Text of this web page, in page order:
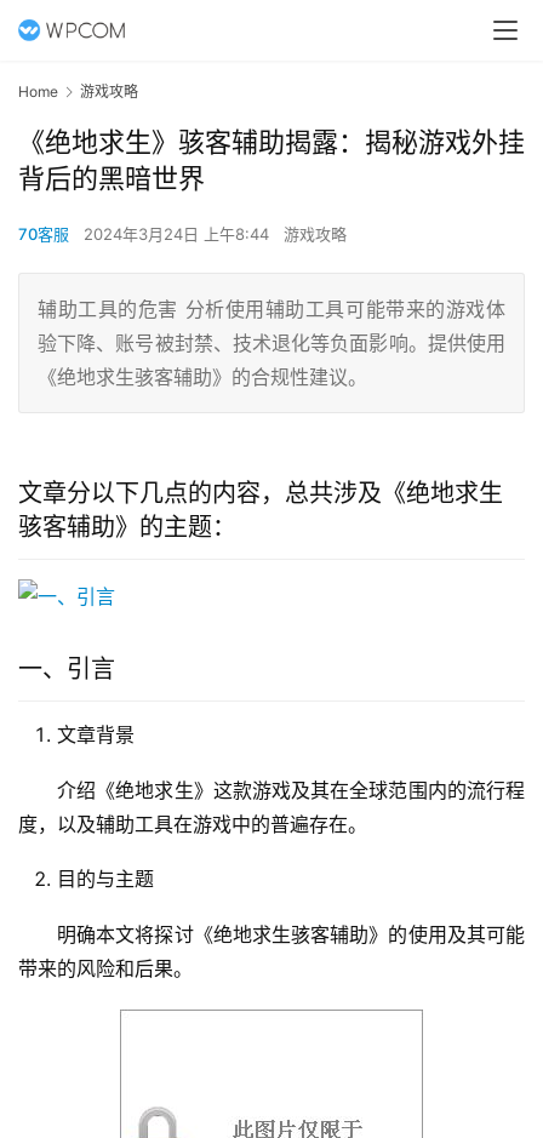
Home 游戏攻略
《绝地求生》骇客辅助揭露：揭秘游戏外挂
背后的黑暗世界
70客服 2024年3月24日 上午8:44 游戏攻略
辅助工具的危害 分析使用辅助工具可能带来的游戏体
验下降、账号被封禁、技术退化等负面影响。提供使用
《绝地求生骇客辅助》的合规性建议。
文章分以下几点的内容，总共涉及《绝地求生
骇客辅助》的主题：
一、引言
文章背景
介绍《绝地求生》这款游戏及其在全球范围内的流行程
度，以及辅助工具在游戏中的普遍存在。
目的与主题
明确本文将探讨《绝地求生骇客辅助》的使用及其可能
带来的风险和后果。